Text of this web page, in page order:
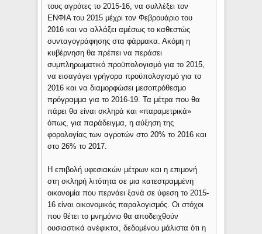
τους αγρότες το 2015-16, να συλλέξει τον
ΕΝΦΙΑ του 2015 μέχρι τον Φεβρουάριο του
2016 και να αλλάξει αμέσως το καθεστώς
συνταγογράφησης στα φάρμακα. Ακόμη η
κυβέρνηση θα πρέπει να περάσει
συμπληρωματικό προϋπολογισμό για το 2015,
να εισαγάγει γρήγορα προϋπολογισμό για το
2016 και να διαμορφώσει μεσοπρόθεσμο
πρόγραμμα για το 2016-19. Τα μέτρα που θα
πάρει θα είναι σκληρά και «παραμετρικά»
όπως, για παράδειγμα, η αύξηση της
φορολογίας των αγροτών στο 20% το 2016 και
στο 26% το 2017.
Η επιβολή υφεσιακών μέτρων και η επιμονή
στη σκληρή λιτότητα σε μια κατεστραμμένη
οικονομία που περνάει ξανά σε ύφεση το 2015-
16 είναι οικονομικός παραλογισμός. Οι στόχοι
που θέτει το μνημόνιο θα αποδειχθούν
ουσιαστικά ανέφικτοι, δεδομένου μάλιστα ότι η